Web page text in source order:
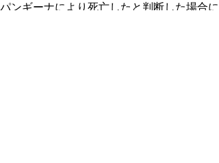
パンギーナにより死亡したと判断した場合に